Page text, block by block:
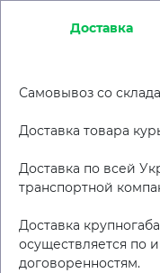
Доставка
Самовывоз со склада
Доставка товара
Доставка по всей
транспортной
Доставка
осуществляется по
договоренностям.